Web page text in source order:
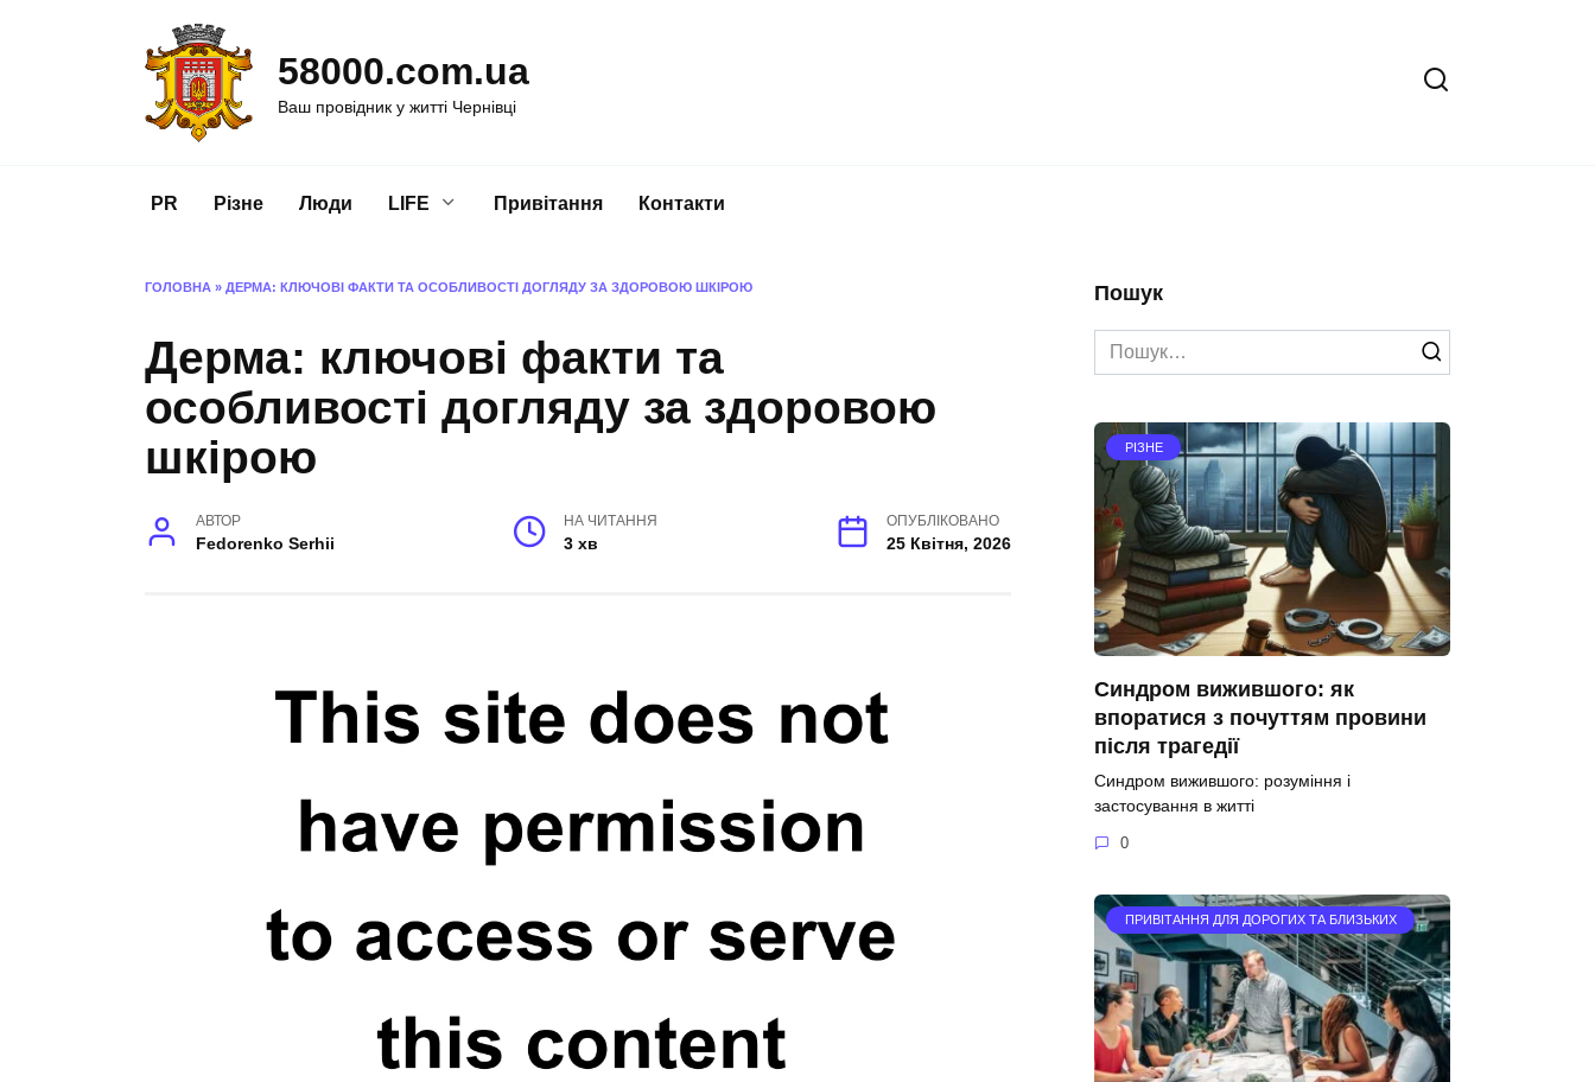
58000.com.ua
Ваш провідник у житті Чернівці
PR Різне Люди LIFE Привітання Контакти
ГОЛОВНА » ДЕРМА: КЛЮЧОВІ ФАКТИ ТА ОСОБЛИВОСТІ ДОГЛЯДУ ЗА ЗДОРОВОЮ ШКІРОЮ
Дерма: ключові факти та
особливості догляду за здоровою
шкірою
АВТОР
Fedorenko Serhii
НА ЧИТАННЯ
3 хв
ОПУБЛІКОВАНО
25 Квітня, 2026
Пошук
Search
for:
РІЗНЕ
Синдром вижившого: як
впоратися з почуттям провини
після трагедії
Синдром вижившого: розуміння і
застосування в житті
0
ПРИВІТАННЯ ДЛЯ ДОРОГИХ ТА БЛИЗЬКИХ